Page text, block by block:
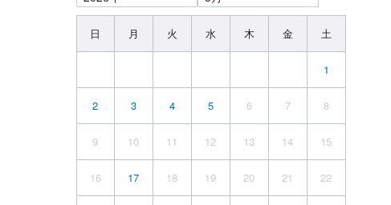
日 月 火 水 木 金 土
1
2 3 4 5 6 7 8
9 10 11 12 13 14 15
16 17 18 19 20 21 22